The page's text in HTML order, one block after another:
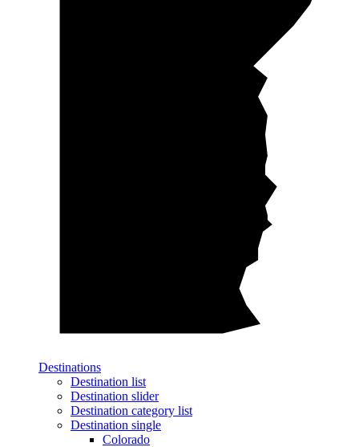
Destinations
Destination list
Destination slider
Destination category list
Destination single
Colorado